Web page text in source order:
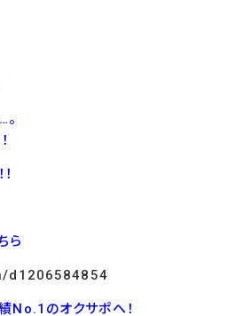
ら
のオクサポへ！